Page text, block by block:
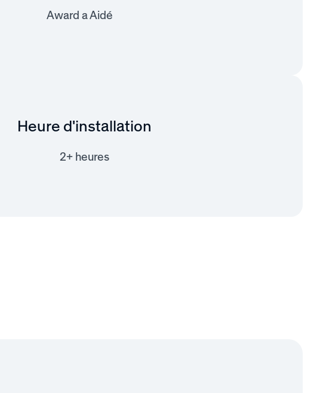
Award a Aidé
Heure d'installation
2+ heures